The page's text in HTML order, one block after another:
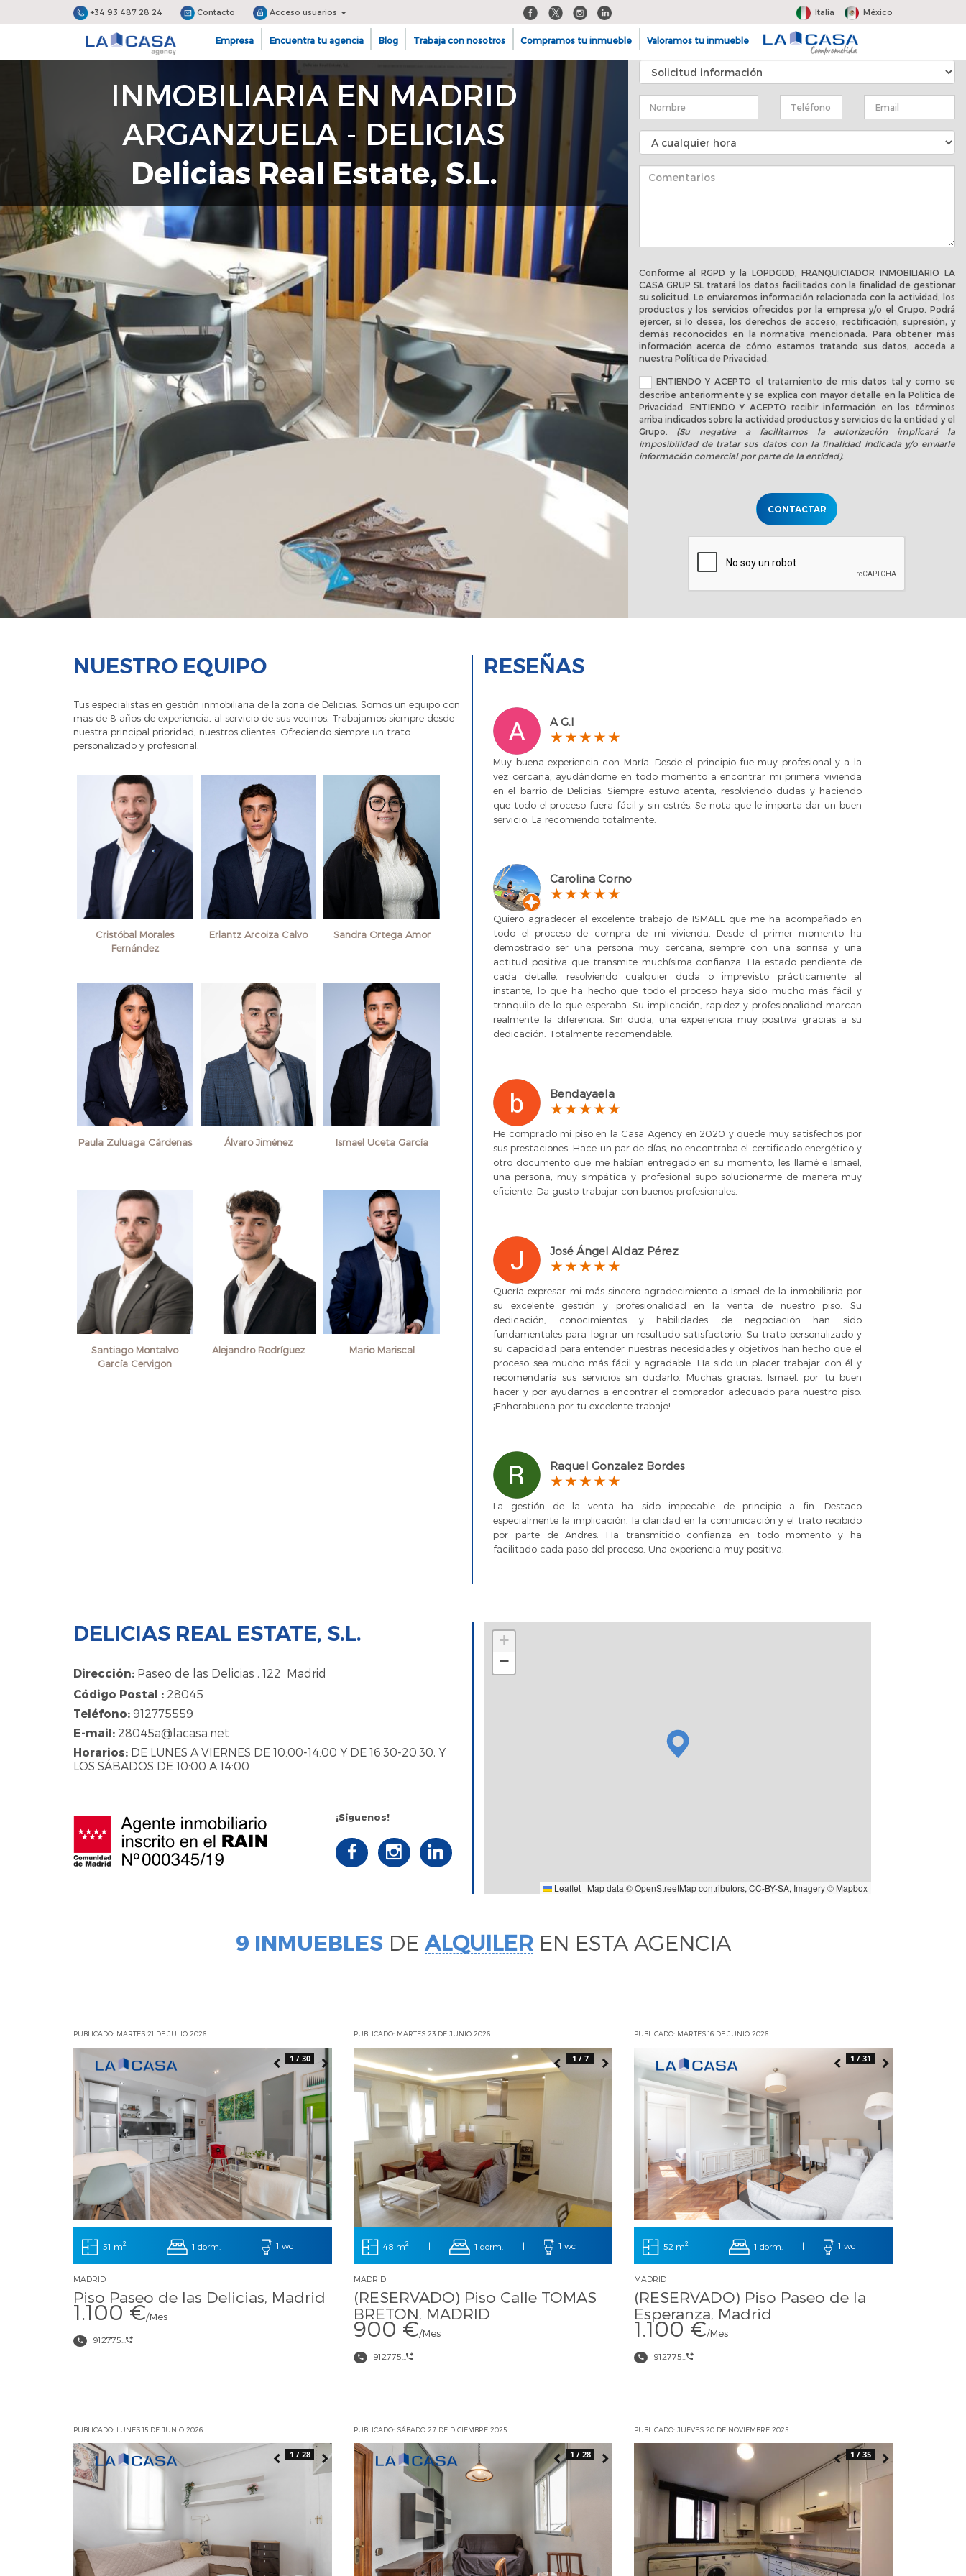
+34 93 487 28 24 Contacto Acceso usuarios Italia México
Empresa Encuentra tu agencia Blog Trabaja con nosotros Compramos tu inmueble Valoramos tu inmueble
INMOBILIARIA EN MADRID
ARGANZUELA - DELICIAS
Delicias Real Estate, S.L.
Conforme al RGPD y la LOPDGDD, FRANQUICIADOR INMOBILIARIO LA
CASA GRUP SL tratará los datos facilitados con la finalidad de gestionar
su solicitud. Le enviaremos información relacionada con la actividad, los
productos y los servicios ofrecidos por la empresa y/o el Grupo. Podrá
ejercer, si lo desea, los derechos de acceso, rectificación, supresión, y
demás reconocidos en la normativa mencionada. Para obtener más
información acerca de cómo estamos tratando sus datos, acceda a
nuestra Política de Privacidad .
ENTIENDO Y ACEPTO el tratamiento de mis datos tal y como se
describe anteriormente y se explica con mayor detalle en laPolítica de
Privacidad . ENTIENDO Y ACEPTO recibir información en los términos
arriba indicados sobre la actividad productos y servicios de la entidad y el
Grupo. (Su negativa a facilitarnos la autorización implicará la
imposibilidad de tratar sus datos con la finalidad indicada y/o enviarle
información comercial por parte de la entidad).
CONTACTAR
NUESTRO EQUIPO
Tus especialistas en gestión inmobiliaria de la zona de Delicias. Somos un equipo con
mas de 8 años de experiencia, al servicio de sus vecinos. Trabajamos siempre desde
nuestra principal prioridad, nuestros clientes. Ofreciendo siempre un trato
personalizado y profesional.
Cristóbal Morales
Fernández
Erlantz Arcoiza Calvo Sandra Ortega Amor
Paula Zuluaga Cárdenas Álvaro Jiménez Ismael Uceta García
Santiago Montalvo
García Cervigon
Alejandro Rodríguez Mario Mariscal
RESEÑAS
A G.I
Muy buena experiencia con María. Desde el principio fue muy profesional y a la
vez cercana, ayudándome en todo momento a encontrar mi primera vivienda
en el barrio de Delicias. Siempre estuvo atenta, resolviendo dudas y haciendo
que todo el proceso fuera fácil y sin estrés. Se nota que le importa dar un buen
servicio. La recomiendo totalmente.
Carolina Corno
Quiero agradecer el excelente trabajo de ISMAEL que me ha acompañado en
todo el proceso de compra de mi vivienda. Desde el primer momento ha
demostrado ser una persona muy cercana, siempre con una sonrisa y una
actitud positiva que transmite muchísima confianza. Ha estado pendiente de
cada detalle, resolviendo cualquier duda o imprevisto prácticamente al
instante, lo que ha hecho que todo el proceso haya sido mucho más fácil y
tranquilo de lo que esperaba. Su implicación, rapidez y profesionalidad marcan
realmente la diferencia. Sin duda, una experiencia muy positiva gracias a su
dedicación. Totalmente recomendable.
Bendayaela
He comprado mi piso en la Casa Agency en 2020 y quede muy satisfechos por
sus prestaciones. Hace un par de días, no encontraba el certificado energético y
otro documento que me habían entregado en su momento, les llamé e Ismael,
una persona, muy simpática y profesional supo solucionarme de manera muy
eficiente. Da gusto trabajar con buenos profesionales.
José Ángel Aldaz Pérez
Quería expresar mi más sincero agradecimiento a Ismael de la inmobiliaria por
su excelente gestión y profesionalidad en la venta de nuestro piso. Su
dedicación, conocimientos y habilidades de negociación han sido
fundamentales para lograr un resultado satisfactorio. Su trato personalizado y
su capacidad para entender nuestras necesidades y objetivos han hecho que el
proceso sea mucho más fácil y agradable. Ha sido un placer trabajar con él y
recomendaría sus servicios sin dudarlo. Muchas gracias, Ismael, por tu buen
hacer y por ayudarnos a encontrar el comprador adecuado para nuestro piso.
¡Enhorabuena por tu excelente trabajo!
Raquel Gonzalez Bordes
La gestión de la venta ha sido impecable de principio a fin. Destaco
especialmente la implicación, la claridad en la comunicación y el trato recibido
por parte de Andres. Ha transmitido confianza en todo momento y ha
facilitado cada paso del proceso. Una experiencia muy positiva.
DELICIAS REAL ESTATE, S.L.
Dirección: Paseo de las Delicias , 122 Madrid
Código Postal : 28045
Teléfono: 912775559
E-mail: 28045a@lacasa.net
Horarios: DE LUNES A VIERNES DE 10:00-14:00 Y DE 16:30-20:30, Y
LOS SÁBADOS DE 10:00 A 14:00
¡Síguenos!
+
−
Leaflet | Map data ©OpenStreetMapcontributors, CC-BY-SA, Imagery © Mapbox
9 INMUEBLESDE ALQUILEREN ESTA AGENCIA
PUBLICADO: MARTES 21 DE JULIO 2026
1 / 30
51 m2 | 1 dorm. | 1 wc
MADRID
Piso Paseo de las Delicias, Madrid
1.100 €/Mes
912775...
PUBLICADO: MARTES 23 DE JUNIO 2026
1 / 7
48 m2 | 1 dorm. | 1 wc
MADRID
(RESERVADO) Piso Calle TOMAS
BRETON, MADRID
900 €/Mes
912775...
PUBLICADO: MARTES 16 DE JUNIO 2026
1 / 31
52 m2 | 1 dorm. | 1 wc
MADRID
(RESERVADO) Piso Paseo de la
Esperanza, Madrid
1.100 €/Mes
912775...
PUBLICADO: LUNES 15 DE JUNIO 2026
1 / 28
PUBLICADO: SÁBADO 27 DE DICIEMBRE 2025
1 / 28
PUBLICADO: JUEVES 20 DE NOVIEMBRE 2025
1 / 35